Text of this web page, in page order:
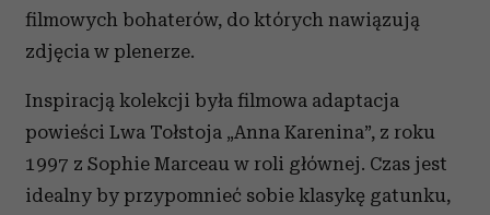
filmowych bohaterów, do których nawiązują
zdjęcia w plenerze.
Inspiracją kolekcji była filmowa adaptacja
powieści Lwa Tołstoja „Anna Karenina”, z roku
1997 z Sophie Marceau w roli głównej. Czas jest
idealny by przypomnieć sobie klasykę gatunku,